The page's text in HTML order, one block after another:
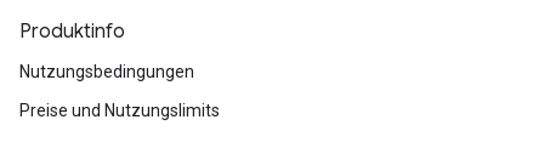
Produktinfo
Nutzungsbedingungen
Preise und Nutzungslimits